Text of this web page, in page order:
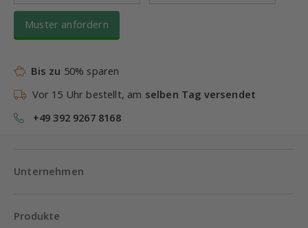
Muster anfordern
Bis zu 50% sparen
Vor 15 Uhr bestellt, am selben Tag versendet
+49 392 9267 8168
Unternehmen
Produkte